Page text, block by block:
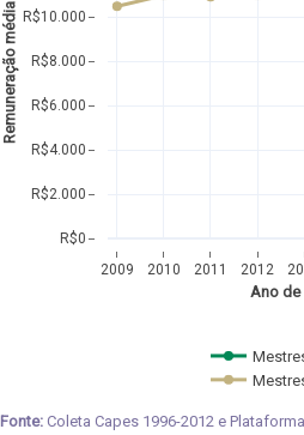
2009 2010 2011 2012
R$0
R$2.000
R$4.000
R$6.000
R$8.000
R$10.000
Ano
Remuneração média
Fonte: Coleta Capes 1996-2012 e